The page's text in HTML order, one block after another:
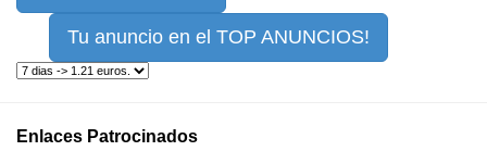
Tu anuncio en el TOP ANUNCIOS!
Enlaces Patrocinados